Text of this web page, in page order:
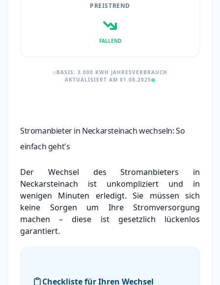
PREISTREND
FALLEND
BASIS: 3.000 KWH JAHRESVERBRAUCH
AKTUALISIERT AM 01.08.2025
Stromanbieter in Neckarsteinach wechseln: So
einfach geht's
Der Wechsel des Stromanbieters in
Neckarsteinach ist unkompliziert und in
wenigen Minuten erledigt. Sie müssen sich
keine Sorgen um Ihre Stromversorgung
machen – diese ist gesetzlich lückenlos
garantiert.
Checkliste für Ihren Wechsel